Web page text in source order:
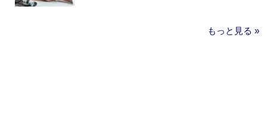
もっと見る »